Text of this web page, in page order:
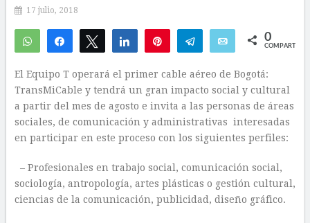
17 julio, 2018
WhatsAppCompartirTwittear Compartir Telegram Email 0
COMPARTIR
El Equipo T operará el primer cable aéreo de Bogotá:
TransMiCable y tendrá un gran impacto social y cultural
a partir del mes de agosto e invita a las personas de áreas
sociales, de comunicación y administrativas interesadas
en participar en este proceso con los siguientes perfiles:
– Profesionales en trabajo social, comunicación social,
sociología, antropología, artes plásticas o gestión cultural,
ciencias de la comunicación, publicidad, diseño gráfico.